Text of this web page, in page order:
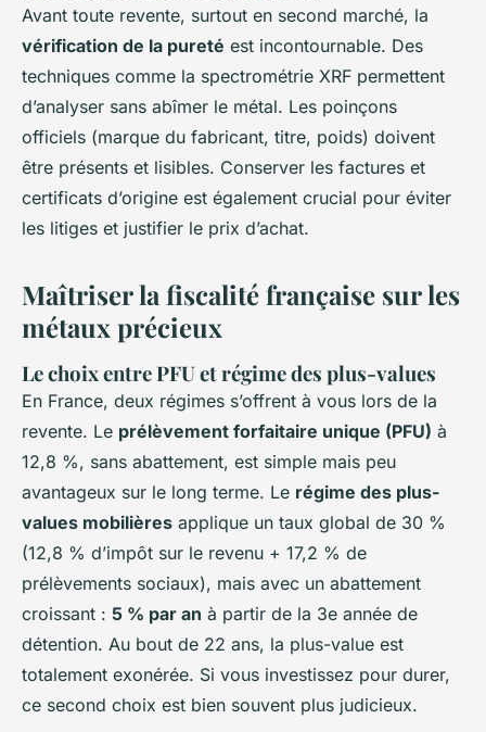
Avant toute revente, surtout en second marché, la
vérification de la pureté est incontournable. Des
techniques comme la spectrométrie XRF permettent
d’analyser sans abîmer le métal. Les poinçons
officiels (marque du fabricant, titre, poids) doivent
être présents et lisibles. Conserver les factures et
certificats d’origine est également crucial pour éviter
les litiges et justifier le prix d’achat.
Maîtriser la fiscalité française sur les
métaux précieux
Le choix entre PFU et régime des plus-values
En France, deux régimes s’offrent à vous lors de la
revente. Le prélèvement forfaitaire unique (PFU) à
12,8 %, sans abattement, est simple mais peu
avantageux sur le long terme. Le régime des plus-
values mobilières applique un taux global de 30 %
(12,8 % d’impôt sur le revenu + 17,2 % de
prélèvements sociaux), mais avec un abattement
croissant : 5 % par an à partir de la 3e année de
détention. Au bout de 22 ans, la plus-value est
totalement exonérée. Si vous investissez pour durer,
ce second choix est bien souvent plus judicieux.